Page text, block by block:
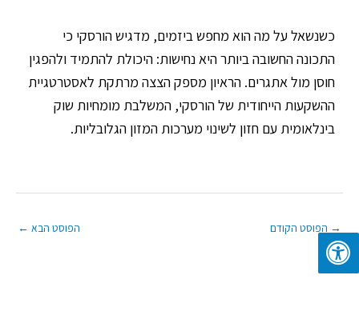
כשנשאל על מה הוא מחפש ביזמים, מדגיש הורסקי כי
התכונה החשובה ביותר היא נחישות: היכולת להתמיד ולהפגין
חוסן מול אתגרים. הראיון מספק הצצה מרתקת לאסטרטגיית
ההשקעות הייחודית של הורסקי, המשלבת מומחיות שוק
בינלאומית עם חזון לשינוי מערכות המזון הגלובליות.
→ הפוסט הקודם הפוסט הבא ←